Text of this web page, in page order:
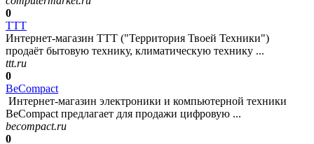
0
ТТТ
Интернет-магазин ТТТ ("Территория Твоей Техники")
продаёт бытовую технику, климатическую технику ...
ttt.ru
0
BeCompact
Интернет-магазин электроники и компьютерной техники
BeCompact предлагает для продажи цифровую ...
becompact.ru
0